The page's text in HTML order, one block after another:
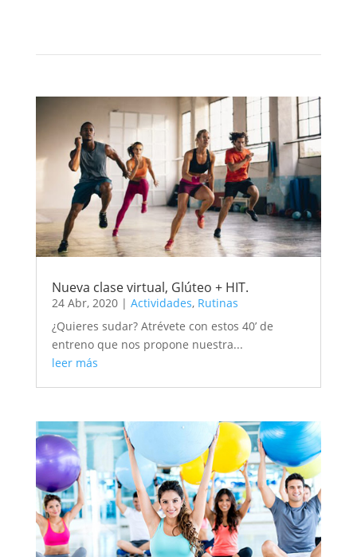
Nueva clase virtual, Glúteo + HIT.
24 Abr, 2020| Actividades, Rutinas
¿Quieres sudar? Atrévete con estos 40’ de
entreno que nos propone nuestra...
leer más